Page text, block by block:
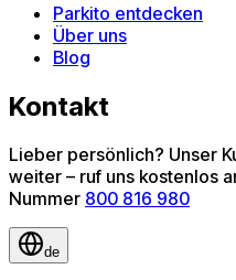
Parkito entdecken
Über uns
Blog
Kontakt
Lieber persönlich? Unser
weiter – ruf uns kostenlos
Nummer 800 816 980
de